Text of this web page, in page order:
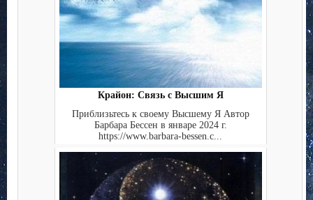
Крайон: Связь с Высшим Я
Приблизьтесь к своему Высшему Я Автор
Барбара Бессен в январе 2024 г.
https://www.barbara-bessen.c...